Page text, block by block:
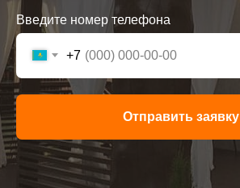
Введите номер телефона
+7
Отправить заявку